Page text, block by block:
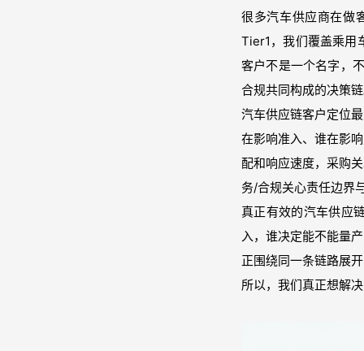
很多汽车供应商在做
Tier1，我们覆盖乘用
客户不是一个名字，
合规共同构成的决策
汽车供应链客户定位
在影响准入、谁在影
配和响应速度，采购
务/合规关心责任边界
真正有效的汽车供应
入，谁决定能不能量
正围绕同一条链路展
所以，我们真正想解